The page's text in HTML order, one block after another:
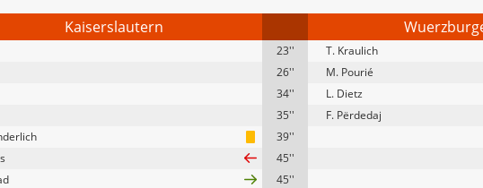
Kaiserslautern
23''
T. Kraulich
26''
M. Pourié
34''
L. Dietz
35''
F. Përdedaj
39''
45''
45''